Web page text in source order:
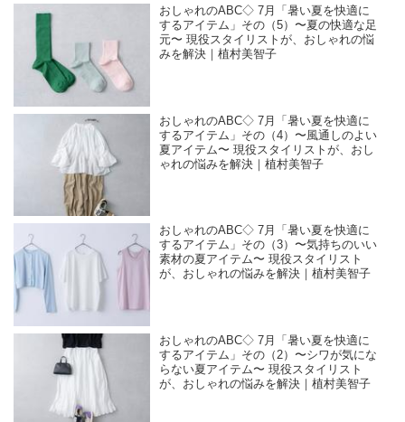
おしゃれのABC◇ 7月「暑い夏を快適に
するアイテム」その（5）〜夏の快適な足
元〜 現役スタイリストが、おしゃれの悩
みを解決｜植村美智子
おしゃれのABC◇ 7月「暑い夏を快適に
するアイテム」その（4）〜風通しのよい
夏アイテム〜 現役スタイリストが、おし
ゃれの悩みを解決｜植村美智子
おしゃれのABC◇ 7月「暑い夏を快適に
するアイテム」その（3）〜気持ちのいい
素材の夏アイテム〜 現役スタイリスト
が、おしゃれの悩みを解決｜植村美智子
おしゃれのABC◇ 7月「暑い夏を快適に
するアイテム」その（2）〜シワが気にな
らない夏アイテム〜 現役スタイリスト
が、おしゃれの悩みを解決｜植村美智子